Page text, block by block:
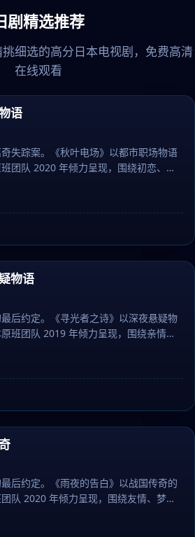
剧精选推荐
细选的高分日本电视剧，免费高清
在线观看
语
失踪案。《秋叶电场》以都市职场物语
团队 2020 年倾力呈现，围绕初恋、成
险题材，镜头语言细腻、配乐治愈。日
电视剧免费在线观看。
45:50
物语
后约定。《寻光者之诗》以深夜悬疑物
班团队 2019 年倾力呈现，围绕亲情、
本电视剧免费在线观看。
47:16
后约定。《雨夜的告白》以战国传奇的
队 2020 年倾力呈现，围绕友情、梦想
题材，画面唯美、情感真挚动人。日剧
视剧免费在线观看。